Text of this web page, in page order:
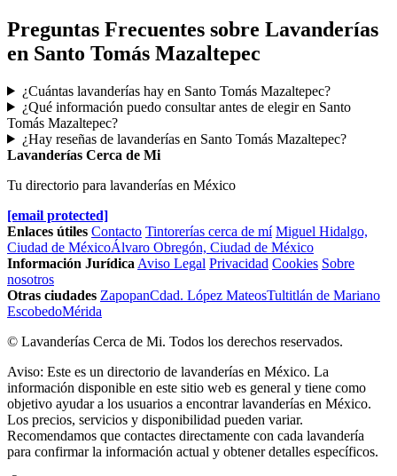
Preguntas Frecuentes sobre Lavanderías
en Santo Tomás Mazaltepec
¿Cuántas lavanderías hay en Santo Tomás Mazaltepec?
¿Qué información puedo consultar antes de elegir en Santo
Tomás Mazaltepec?
¿Hay reseñas de lavanderías en Santo Tomás Mazaltepec?
Lavanderías Cerca de Mi
Tu directorio para lavanderías en México
[email protected]
Enlaces útiles Contacto Tintorerías cerca de mí Miguel Hidalgo,
Ciudad de MéxicoÁlvaro Obregón, Ciudad de México
Información Jurídica Aviso Legal Privacidad Cookies Sobre
nosotros
Otras ciudades ZapopanCdad. López MateosTultitlán de Mariano
EscobedoMérida
© Lavanderías Cerca de Mi. Todos los derechos reservados.
Aviso: Este es un directorio de lavanderías en México. La
información disponible en este sitio web es general y tiene como
objetivo ayudar a los usuarios a encontrar lavanderías en México.
Los precios, servicios y disponibilidad pueden variar.
Recomendamos que contactes directamente con cada lavandería
para confirmar la información actual y obtener detalles específicos.